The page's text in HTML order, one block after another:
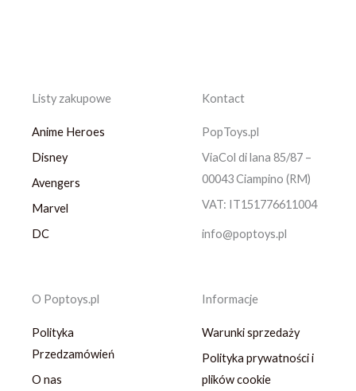
Listy zakupowe
Anime Heroes
Disney
Avengers
Marvel
DC
Kontact
PopToys.pl
ViaCol di lana 85/87 –
00043 Ciampino (RM)
VAT: IT151776611004
info@poptoys.pl
O Poptoys.pl
Polityka
Przedzamówień
O nas
Informacje
Warunki sprzedaży
Polityka prywatności i
plików cookie